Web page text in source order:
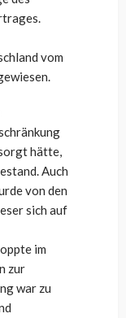
vom
hätte,
Auch
von den
sich auf
im
zur
war zu